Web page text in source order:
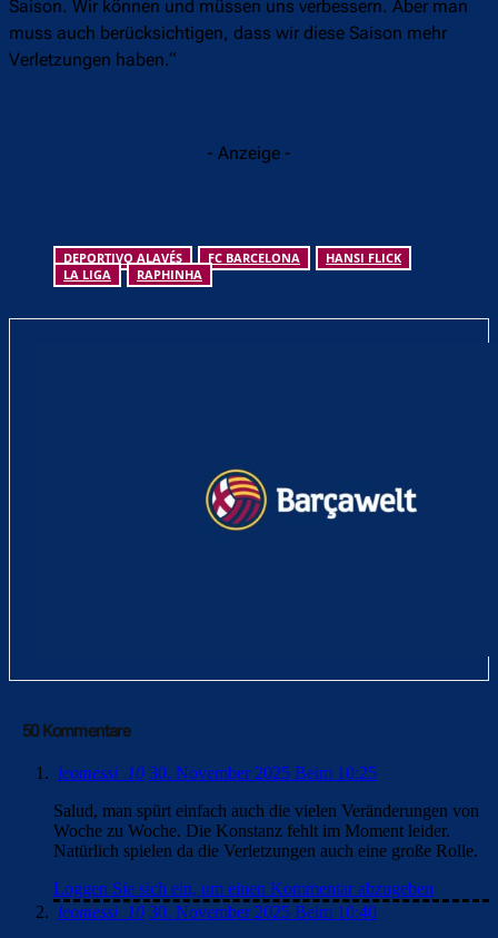
Saison. Wir können und müssen uns verbessern. Aber man
muss auch berücksichtigen, dass wir diese Saison mehr
Verletzungen haben.“
- Anzeige -
DEPORTIVO ALAVÉS FC BARCELONA
HANSI FLICK
LA LIGA
RAPHINHA
50 Kommentare
leomessi_10 30. November 2025 Beim 10:25
Salud, man spürt einfach auch die vielen Veränderungen von
Woche zu Woche. Die Konstanz fehlt im Moment leider.
Natürlich spielen da die Verletzungen auch eine große Rolle.
Loggen Sie sich ein, um einen Kommentar abzugeben
leomessi_10 30. November 2025 Beim 10:40